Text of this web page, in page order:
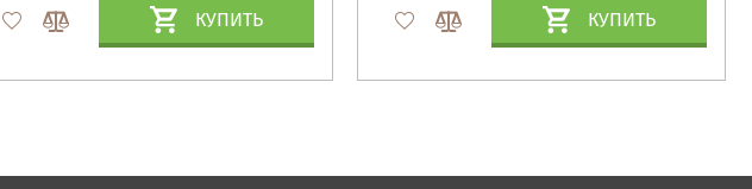
КУПИТЬ КУПИТЬ